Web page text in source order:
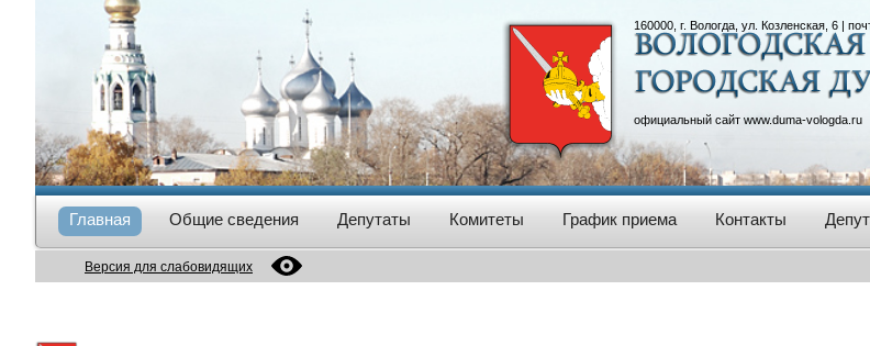
160000, г. Вологда, ул. Козленская, 6 |
официальный сайт www.duma-vologda.ru
Главная Общие сведения Депутаты Комитеты График приема Контакты
Версия для слабовидящих